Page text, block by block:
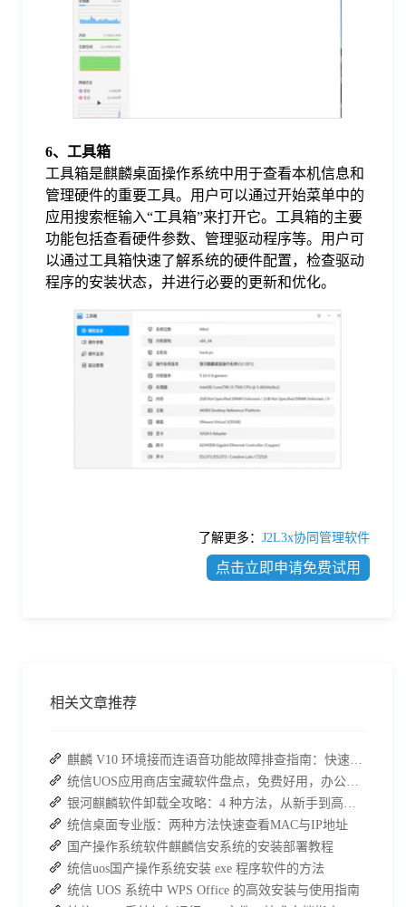
6、工具箱
工具箱是麒麟桌面操作系统中用于查看本机信息和
管理硬件的重要工具。用户可以通过开始菜单中的
应用搜索框输入“工具箱”来打开它。工具箱的主要
功能包括查看硬件参数、管理驱动程序等。用户可
以通过工具箱快速了解系统的硬件配置，检查驱动
程序的安装状态，并进行必要的更新和优化。
了解更多： J2L3x协同管理软件
点击立即申请免费试用
相关文章推荐
麒麟 V10 环境接而连语音功能故障排查指南：快速恢复高效协作
统信UOS应用商店宝藏软件盘点，免费好用，办公效率直接拉满
银河麒麟软件卸载全攻略：4 种方法，从新手到高手一次搞定
统信桌面专业版：两种方法快速查看MAC与IP地址
国产操作系统软件麒麟信安系统的安装部署教程
统信uos国产操作系统安装 exe 程序软件的方法
统信 UOS 系统中 WPS Office 的高效安装与使用指南